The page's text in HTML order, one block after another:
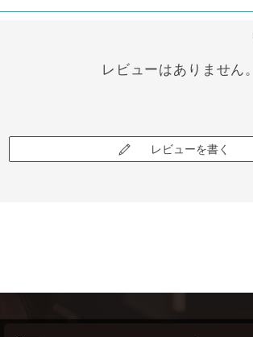
レビューはありません。
レビューを書く